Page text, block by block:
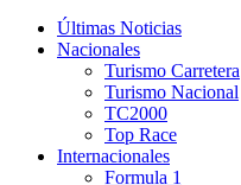
Últimas Noticias
Nacionales
Turismo Carretera
Turismo Nacional
TC2000
Top Race
Internacionales
Formula 1